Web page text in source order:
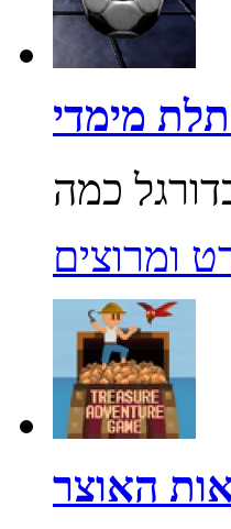
מימדי
ומרוצים
האוצר